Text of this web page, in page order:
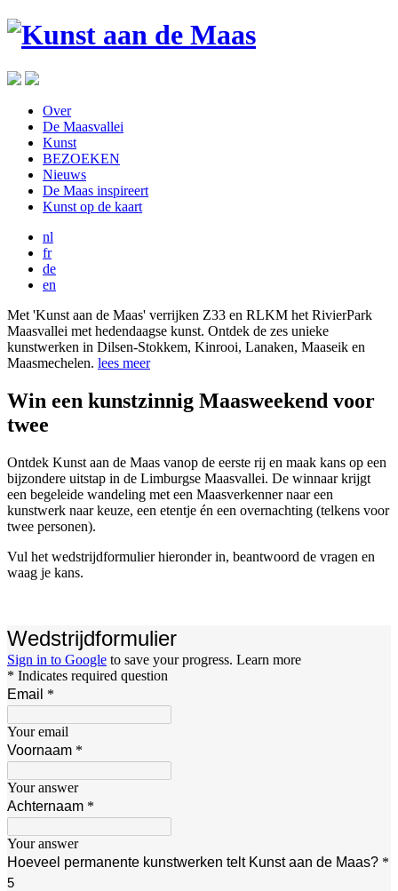
Over
De Maasvallei
Kunst
BEZOEKEN
Nieuws
De Maas inspireert
Kunst op de kaart
nl
fr
de
en
Met 'Kunst aan de Maas' verrijken Z33 en RLKM het RivierPark
Maasvallei met hedendaagse kunst. Ontdek de zes unieke
kunstwerken in Dilsen-Stokkem, Kinrooi, Lanaken, Maaseik en
Maasmechelen. lees meer
Win een kunstzinnig Maasweekend voor
twee
Ontdek Kunst aan de Maas vanop de eerste rij en maak kans op een
bijzondere uitstap in de Limburgse Maasvallei. De winnaar krijgt
een begeleide wandeling met een Maasverkenner naar een
kunstwerk naar keuze, een etentje én een overnachting (telkens voor
twee personen).
Vul het wedstrijdformulier hieronder in, beantwoord de vragen en
waag je kans.